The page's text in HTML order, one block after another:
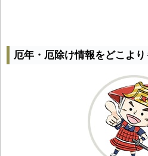
厄年・厄除け情報をどこより